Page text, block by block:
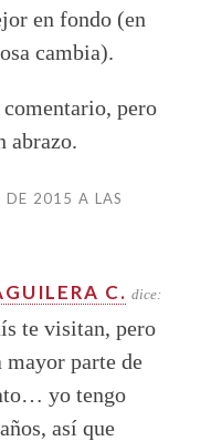
en fondo (en
cambia).
pero
abrazo.
2015 A LAS
C. dice:
te visitan, pero
parte de
yo tengo
así que